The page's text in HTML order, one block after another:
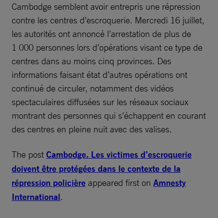
Cambodge semblent avoir entrepris une répression
contre les centres d’escroquerie. Mercredi 16 juillet,
les autorités ont annoncé l’arrestation de plus de
1 000 personnes lors d’opérations visant ce type de
centres dans au moins cinq provinces. Des
informations faisant état d’autres opérations ont
continué de circuler, notamment des vidéos
spectaculaires diffusées sur les réseaux sociaux
montrant des personnes qui s’échappent en courant
des centres en pleine nuit avec des valises.
The post Cambodge. Les victimes d’escroquerie
doivent être protégées dans le contexte de la
répression policière appeared first on Amnesty
International.